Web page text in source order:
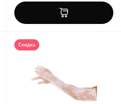
Скидка